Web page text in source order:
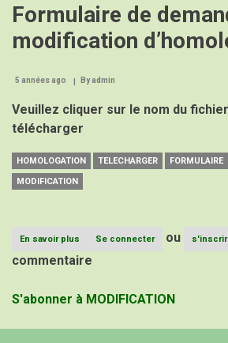
Formulaire de
modification
5 années ago Byadmin
Veuillez cliquer sur le nom du
télécharger
HOMOLOGATION TELECHARGER FORMULAIRE
MODIFICATION
En savoir plus
Formulaire
de
de
modification
Se connecter ou
commentaire
S'abonner à MODIFICATION